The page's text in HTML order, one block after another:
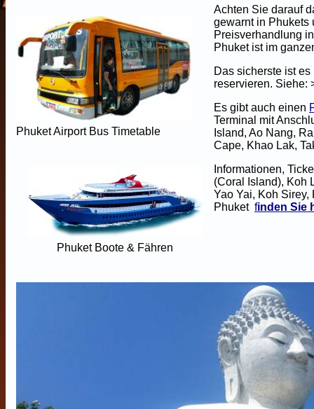
Phuket Airport Bus Timetable
Phuket Boote & Fähren
Achten Sie darauf
gewarnt in Phukets
Preisverhandlung
Phuket ist im
Das sicherste ist
reservieren. Siehe:
Es gibt auch einen
Terminal mit
Island, Ao Nang,
Cape, Khao Lak,
Informationen,
(Coral Island), Koh
Yao Yai, Koh
Phuket finden Sie